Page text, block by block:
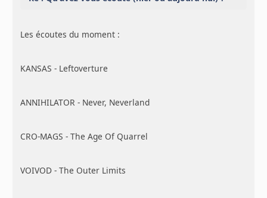
Les écoutes du moment :
KANSAS - Leftoverture
ANNIHILATOR - Never, Neverland
CRO-MAGS - The Age Of Quarrel
VOIVOD - The Outer Limits